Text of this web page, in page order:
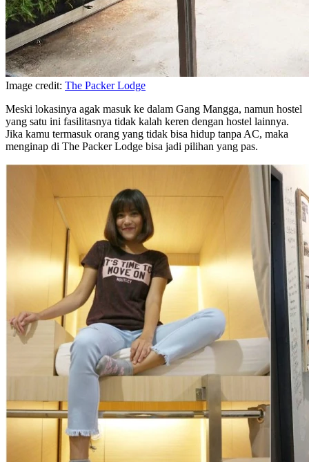
Image credit: The Packer Lodge
Meski lokasinya agak masuk ke dalam Gang Mangga, namun hostel
yang satu ini fasilitasnya tidak kalah keren dengan hostel lainnya.
Jika kamu termasuk orang yang tidak bisa hidup tanpa AC, maka
menginap di The Packer Lodge bisa jadi pilihan yang pas.